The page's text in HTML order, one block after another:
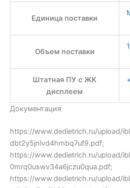
Единица поставки
Объем поставки
1
Штатная ПУ с ЖК
дисплеем
Документация
https://www.dedietrich.ru/upload/
dbt2y5jnlvd4hmbq7uf9.pdf;
https://www.dedietrich.ru/upload/
0mrq0uswv34a6jczu0qua.pdf;
https://www.dedietrich.ru/upload/